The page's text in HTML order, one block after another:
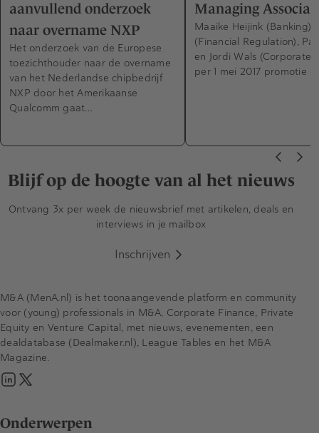
aanvullend onderzoek
naar overname NXP
Het onderzoek van de Europese
toezichthouder naar de overname
van het Nederlandse chipbedrijf
NXP door het Amerikaanse
Qualcomm gaat…
Managing
Maaike Heijink (Banking),
(Financial Regulation),
en Jordi Wals (Corporate)
per 1 mei 2017 promotie
Blijf op de hoogte van al het nieuws
Ontvang 3x per week de nieuwsbrief met artikelen, deals en
interviews in je mailbox
Inschrijven
Onderwerpen
M&A (MenA.nl) is het toonaangevende platform en community
voor (young) professionals in M&A, Corporate Finance, Private
Equity en Venture Capital, met nieuws, evenementen, een
dealdatabase (Dealmaker.nl), League Tables en het M&A
Magazine.